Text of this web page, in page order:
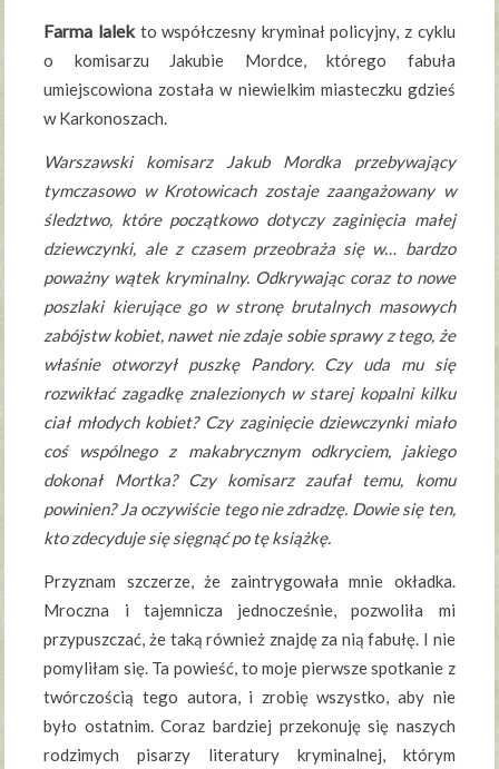
Farma lalekto współczesny kryminał policyjny, z cyklu
o komisarzu Jakubie Mordce, którego fabuła
umiejscowiona została w niewielkim miasteczku gdzieś
w Karkonoszach.
Warszawski komisarz Jakub Mordka przebywający
tymczasowo w Krotowicach zostaje zaangażowany w
śledztwo, które początkowo dotyczy zaginięcia małej
dziewczynki, ale z czasem przeobraża się w… bardzo
poważny wątek kryminalny. Odkrywając coraz to nowe
poszlaki kierujące go w stronę brutalnych masowych
zabójstw kobiet, nawet nie zdaje sobie sprawy z tego, że
właśnie otworzył puszkę Pandory. Czy uda mu się
rozwikłać zagadkę znalezionych w starej kopalni kilku
ciał młodych kobiet? Czy zaginięcie dziewczynki miało
coś wspólnego z makabrycznym odkryciem, jakiego
dokonał Mortka? Czy komisarz zaufał temu, komu
powinien? Ja oczywiście tego nie zdradzę. Dowie się ten,
kto zdecyduje się sięgnąć po tę książkę.
Przyznam szczerze, że zaintrygowała mnie okładka.
Mroczna i tajemnicza jednocześnie, pozwoliła mi
przypuszczać, że taką również znajdę za nią fabułę. I nie
pomyliłam się. Ta powieść, to moje pierwsze spotkanie z
twórczością tego autora, i zrobię wszystko, aby nie
było ostatnim. Coraz bardziej przekonuję się naszych
rodzimych pisarzy literatury kryminalnej, którym